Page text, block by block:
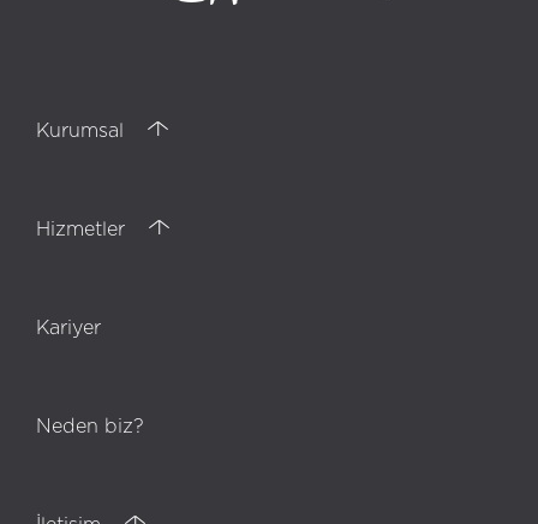
Kurumsal
Hizmetler
Kariyer
Neden biz?